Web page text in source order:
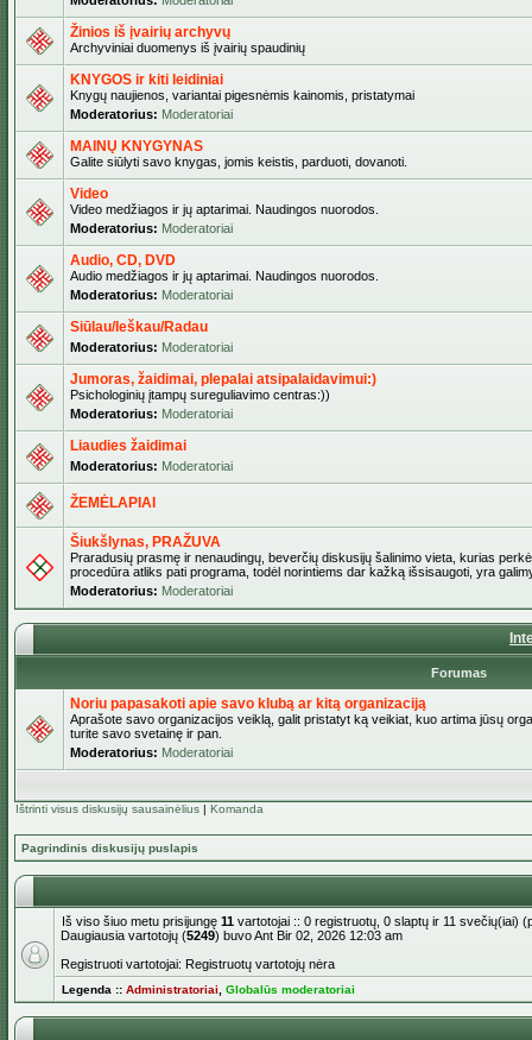
Žinios iš įvairių archyvų
Archyviniai duomenys iš įvairių spaudinių
KNYGOS ir kiti leidiniai
Knygų naujienos, variantai pigesnėmis kainomis, pristatymai
Moderatorius: Moderatoriai
MAINŲ KNYGYNAS
Galite siūlyti savo knygas, jomis keistis, parduoti, dovanoti.
Video
Video medžiagos ir jų aptarimai. Naudingos nuorodos.
Moderatorius: Moderatoriai
Audio, CD, DVD
Audio medžiagos ir jų aptarimai. Naudingos nuorodos.
Moderatorius: Moderatoriai
Siūlau/Ieškau/Radau
Moderatorius: Moderatoriai
Jumoras, žaidimai, plepalai atsipalaidavimui:)
Psichologinių įtampų sureguliavimo centras:))
Moderatorius: Moderatoriai
Liaudies žaidimai
Moderatorius: Moderatoriai
ŽEMĖLAPIAI
Šiukšlynas, PRAŽUVA
Praradusių prasmę ir nenaudingų, beverčių diskusijų šalinimo vieta, kurias
procedūra atliks pati programa, todėl norintiems dar kažką išsisaugoti, yra
Moderatorius: Moderatoriai
Forumas
Noriu papasakoti apie savo klubą ar kitą organizaciją
Aprašote savo organizacijos veiklą, galit pristatyt ką veikiat, kuo artima jūsų
turite savo svetainę ir pan.
Moderatorius: Moderatoriai
Ištrinti visus diskusijų sausainėlius | Komanda
Pagrindinis diskusijų puslapis
Iš viso šiuo metu prisijungę 11 vartotojai :: 0 registruotų, 0 slaptų ir 11 svečių(iai)
Daugiausia vartotojų (5249) buvo Ant Bir 02, 2026 12:03 am
Registruoti vartotojai: Registruotų vartotojų nėra
Legenda :: Administratoriai Globalūs moderatoriai